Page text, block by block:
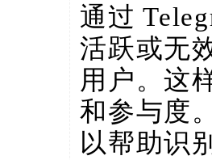
通过
活跃或无
用户。这
和参与度
以帮助识